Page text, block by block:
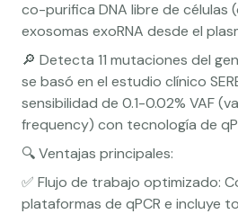
co-purifica DNA libre de células
exosomas exoRNA desde el
🔎 Detecta 11 mutaciones del
se basó en el estudio clínico
sensibilidad de 0.1-0.02% VAF
frequency) con tecnología de
🔍 Ventajas principales:
✅ Flujo de trabajo optimizado:
plataformas de qPCR e incluye